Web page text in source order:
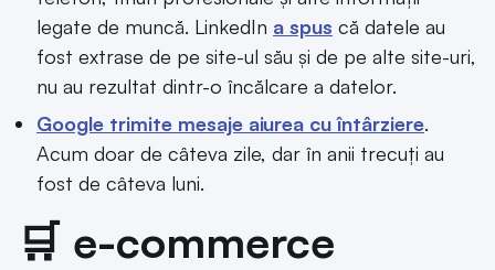
legate de muncă. LinkedIn a spus că datele au
fost extrase de pe site-ul său și de pe alte site-uri,
nu au rezultat dintr-o încălcare a datelor.
Google trimite mesaje aiurea cu întârziere.
Acum doar de câteva zile, dar în anii trecuți au
fost de câteva luni.
🛒 e-commerce